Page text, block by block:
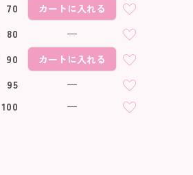
70
カートに入れる
80
—
90
カートに入れる
95
—
100
—